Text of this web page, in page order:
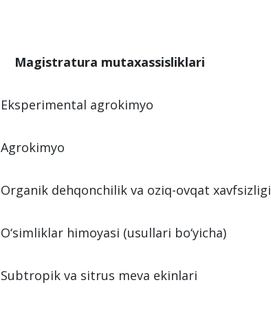
Magistratura mutaxassisliklari
Eksperimental agrokimyo
Agrokimyo
Organik dehqonchilik va oziq-ovqat xavfsizligi
O‘simliklar himoyasi (usullari bo‘yicha)
Subtropik va sitrus meva ekinlari